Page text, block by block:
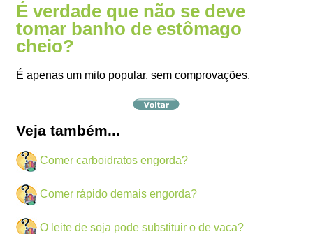
É verdade que não se deve
tomar banho de estômago
cheio?
É apenas um mito popular, sem comprovações.
Veja também...
Comer carboidratos engorda?
Comer rápido demais engorda?
O leite de soja pode substituir o de vaca?